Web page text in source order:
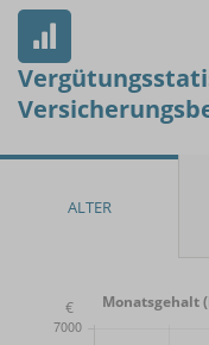
Monatsgehalt